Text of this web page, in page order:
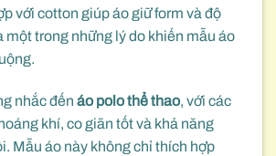
với cotton giúp áo giữ form và độ
một trong những lý do khiến mẫu áo
nhắc đến áo polo thể thao, với các
khí, co giãn tốt và khả năng
Mẫu áo này không chỉ thích hợp